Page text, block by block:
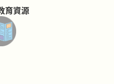
育資源